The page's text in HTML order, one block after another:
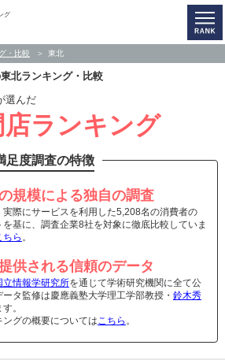
グ
・比較 東北
北ランキング・比較
選んだ
ランキング
足度調査の特徴
規模による独自の調査
実際にサービスを利用した5,208名の消費者の
基に、調査企業8社を対象に徹底比較していま
ちら 。
供される信頼のデータ
立情報学研究所を通じて学術研究機関に全て公
タ監修は慶應義塾大学理工学部教授・ 鈴木秀
。
グの概要についてはこちら 。